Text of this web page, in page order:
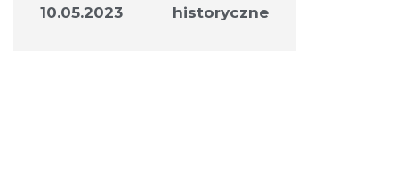
10.05.2023
historyczne